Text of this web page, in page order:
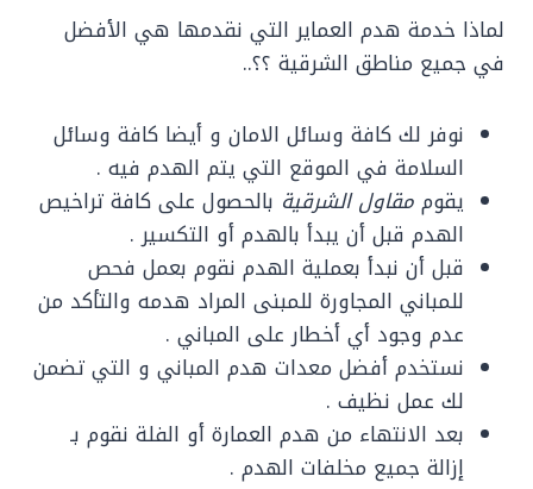
لماذا خدمة هدم العماير التي نقدمها هي الأفضل
في جميع مناطق الشرقية ؟؟..
نوفر لك كافة وسائل الامان و أيضا كافة وسائل
السلامة في الموقع التي يتم الهدم فيه .
يقوممقاول الشرقية بالحصول على كافة تراخيص
الهدم قبل أن يبدأ بالهدم أو التكسير .
قبل أن نبدأ بعملية الهدم نقوم بعمل فحص
للمباني المجاورة للمبنى المراد هدمه والتأكد من
عدم وجود أي أخطار على المباني .
نستخدم أفضل معدات هدم المباني و التي تضمن
لك عمل نظيف .
بعد الانتهاء من هدم العمارة أو الفلة نقوم بـ
إزالة جميع مخلفات الهدم .